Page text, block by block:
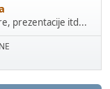
prezentacije itd...